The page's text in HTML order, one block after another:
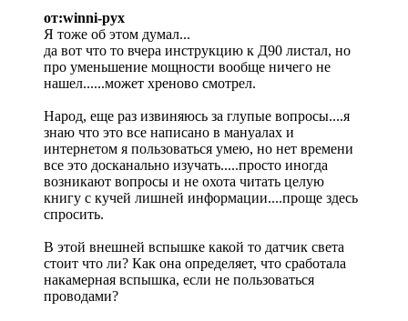
от:winni-pyx
Я тоже об этом думал...
да вот что то вчера инструкцию к Д90 листал, но
про уменьшение мощности вообще ничего не
нашел......может хреново смотрел.
Народ, еще раз извиняюсь за глупые вопросы....я
знаю что это все написано в мануалах и
интернетом я пользоваться умею, но нет времени
все это досканально изучать.....просто иногда
возникают вопросы и не охота читать целую
книгу с кучей лишней информации....проще здесь
спросить.
В этой внешней вспышке какой то датчик света
стоит что ли? Как она определяет, что сработала
накамерная вспышка, если не пользоваться
проводами?